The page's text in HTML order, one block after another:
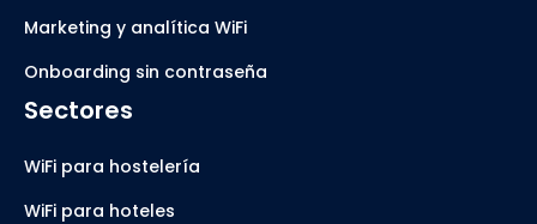
Marketing y analítica WiFi
Onboarding sin contraseña
Sectores
WiFi para hostelería
WiFi para hoteles